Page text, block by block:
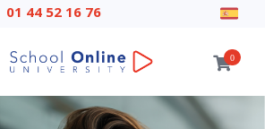
01 44 52 16 76
0